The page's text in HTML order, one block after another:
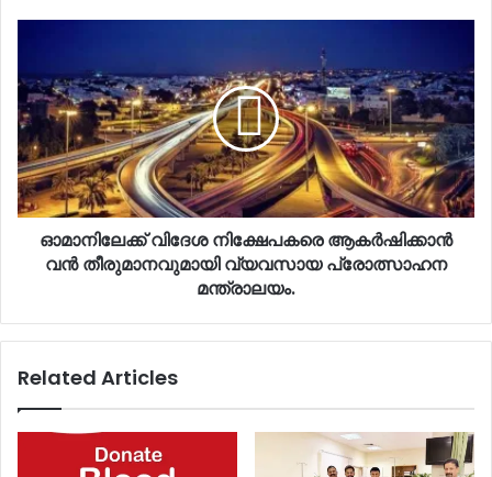
ഓമാനിലേക്ക് വിദേശ നിക്ഷേപകരെ ആകർഷിക്കാൻ
വൻ തീരുമാനവുമായി വ്യവസായ പ്രോത്സാഹന
മന്ത്രാലയം.
Related Articles